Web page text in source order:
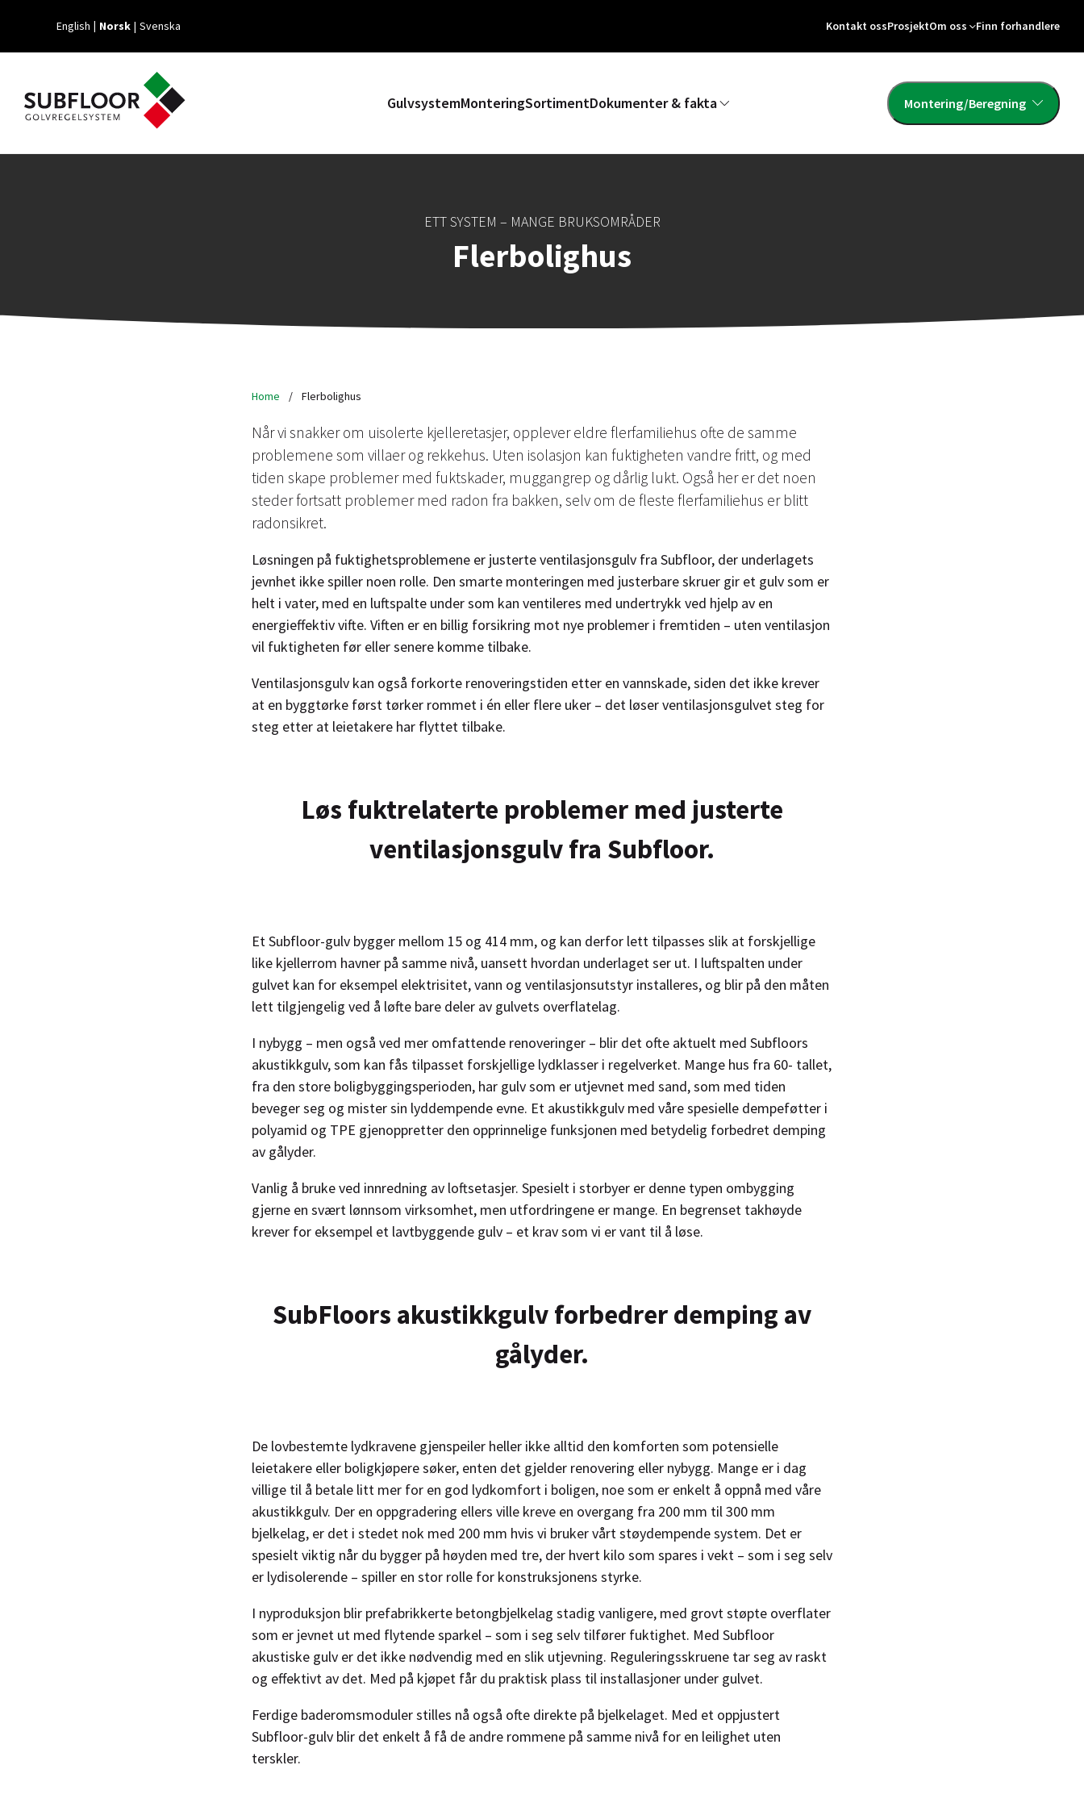
English Norsk Svenska Kontakt ossProsjektOm oss Finn forhandlere
GulvsystemMonteringSortimentDokumenter & fakta Montering/Beregning
ETT SYSTEM – MANGE BRUKSOMRÅDER
Flerbolighus
Home / Flerbolighus
Når vi snakker om uisolerte kjelleretasjer, opplever eldre flerfamiliehus ofte de samme
problemene som villaer og rekkehus. Uten isolasjon kan fuktigheten vandre fritt, og med
tiden skape problemer med fuktskader, muggangrep og dårlig lukt. Også her er det noen
steder fortsatt problemer med radon fra bakken, selv om de fleste flerfamiliehus er blitt
radonsikret.
Løsningen på fuktighetsproblemene er justerte ventilasjonsgulv fra Subfloor, der underlagets
jevnhet ikke spiller noen rolle. Den smarte monteringen med justerbare skruer gir et gulv som er
helt i vater, med en luftspalte under som kan ventileres med undertrykk ved hjelp av en
energieffektiv vifte. Viften er en billig forsikring mot nye problemer i fremtiden – uten ventilasjon
vil fuktigheten før eller senere komme tilbake.
Ventilasjonsgulv kan også forkorte renoveringstiden etter en vannskade, siden det ikke krever
at en byggtørke først tørker rommet i én eller flere uker – det løser ventilasjonsgulvet steg for
steg etter at leietakere har flyttet tilbake.
Løs fuktrelaterte problemer med justerte
ventilasjonsgulv fra Subfloor.
Et Subfloor-gulv bygger mellom 15 og 414 mm, og kan derfor lett tilpasses slik at forskjellige
like kjellerrom havner på samme nivå, uansett hvordan underlaget ser ut. I luftspalten under
gulvet kan for eksempel elektrisitet, vann og ventilasjonsutstyr installeres, og blir på den måten
lett tilgjengelig ved å løfte bare deler av gulvets overflatelag.
I nybygg – men også ved mer omfattende renoveringer – blir det ofte aktuelt med Subfloors
akustikkgulv, som kan fås tilpasset forskjellige lydklasser i regelverket. Mange hus fra 60- tallet,
fra den store boligbyggingsperioden, har gulv som er utjevnet med sand, som med tiden
beveger seg og mister sin lyddempende evne. Et akustikkgulv med våre spesielle dempeføtter i
polyamid og TPE gjenoppretter den opprinnelige funksjonen med betydelig forbedret demping
av gålyder.
Vanlig å bruke ved innredning av loftsetasjer. Spesielt i storbyer er denne typen ombygging
gjerne en svært lønnsom virksomhet, men utfordringene er mange. En begrenset takhøyde
krever for eksempel et lavtbyggende gulv – et krav som vi er vant til å løse.
SubFloors akustikkgulv forbedrer demping av
gålyder.
De lovbestemte lydkravene gjenspeiler heller ikke alltid den komforten som potensielle
leietakere eller boligkjøpere søker, enten det gjelder renovering eller nybygg. Mange er i dag
villige til å betale litt mer for en god lydkomfort i boligen, noe som er enkelt å oppnå med våre
akustikkgulv. Der en oppgradering ellers ville kreve en overgang fra 200 mm til 300 mm
bjelkelag, er det i stedet nok med 200 mm hvis vi bruker vårt støydempende system. Det er
spesielt viktig når du bygger på høyden med tre, der hvert kilo som spares i vekt – som i seg selv
er lydisolerende – spiller en stor rolle for konstruksjonens styrke.
I nyproduksjon blir prefabrikkerte betongbjelkelag stadig vanligere, med grovt støpte overflater
som er jevnet ut med flytende sparkel – som i seg selv tilfører fuktighet. Med Subfloor
akustiske gulv er det ikke nødvendig med en slik utjevning. Reguleringsskruene tar seg av raskt
og effektivt av det. Med på kjøpet får du praktisk plass til installasjoner under gulvet.
Ferdige baderomsmoduler stilles nå også ofte direkte på bjelkelaget. Med et oppjustert
Subfloor-gulv blir det enkelt å få de andre rommene på samme nivå for en leilighet uten
terskler.